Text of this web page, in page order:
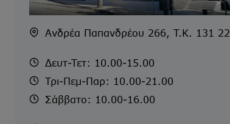
Ανδρέα Παπανδρέου 266, T.K. 131 22
Δευτ-Τετ: 10.00-15.00
Τρι-Πεμ-Παρ: 10.00-21.00
Σάββατο: 10.00-16.00